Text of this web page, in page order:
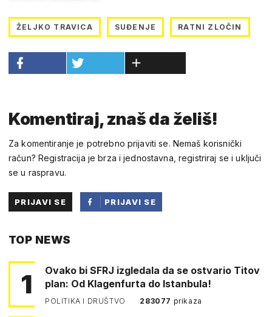
ŽELJKO TRAVICA SUĐENJE RATNI ZLOČIN
Komentiraj, znaš da želiš!
Za komentiranje je potrebno prijaviti se. Nemaš korisnički
račun? Registracija je brza i jednostavna, registriraj se i uključi
se u raspravu.
PRIJAVI SE
PRIJAVI SE
TOP NEWS
1
Ovako bi SFRJ izgledala da se ostvario Titov
plan: Od Klagenfurta do Istanbula!
POLITIKA I DRUŠTVO 283077 prikaza